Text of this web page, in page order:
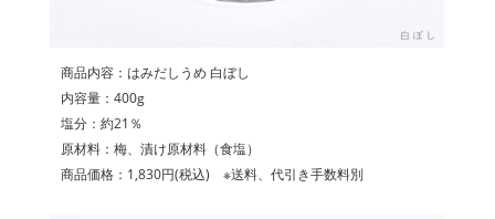
商品内容：はみだしうめ 白ぼし
内容量：400g
塩分：約21％
原材料：梅、漬け原材料（食塩）
商品価格：1,830円(税込) ※送料、代引き手数料別